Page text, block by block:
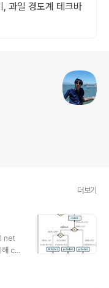
과일 경도계 테크바
더보기
net
해 co